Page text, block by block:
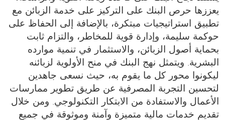
يعززها حرص البنك على التركيز على خدمة الزبائن مع
تطبيق استراتيجيات مبتكرة، بالإضافة إلى الحفاظ على
حوكمة سليمة، وإدارة قوية للمخاطر، والتزام ثابت
بحماية أصول الزبائن، والاستثمار في تنمية موارده
البشرية. ويتمثل نهج البنك في منح الأولوية لزبائنه
ليكونوا محور كل ما يقوم به، حيث نسعى جاهدين
لتحسين التجربة المصرفية عن طريق تطوير ممارسات
الأعمال والاستفادة من الابتكار التكنولوجي. ومن خلال
تقديم خدمات مالية متميزة وآمنة وموثوقة في جميع